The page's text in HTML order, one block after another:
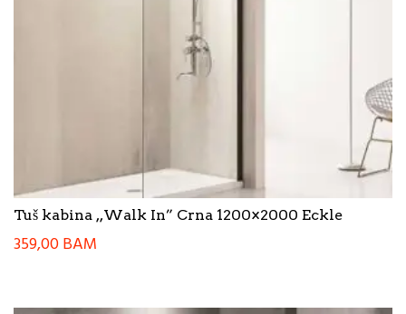
Tuš kabina ,,Walk In” Crna 1200×2000 Eckle
359,00BAM